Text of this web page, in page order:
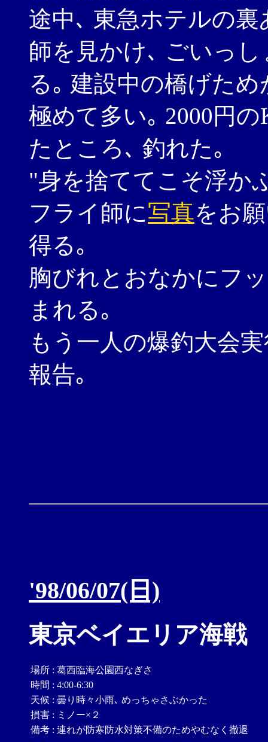
途中､ 東急ホテルの
師を見かけ､ ごいっ
る｡ 建設中の橋げた
極めて多い｡ 2000円
たところ､ 釣れた｡
"身を捨ててこそ浮か
フライ師に写真をお
得る｡
胸びれとおなかにフ
まれる｡
もう一人の爆釣大会
報告｡
'98/06/07(日)
東京ベイエリア海戦
場所 : 葛西臨海公園西なぎさ
時間 : 4:00-6:30
天候 : 曇り時々小雨､ めっちゃさぶかった
損害 : ミノー×２
備考 : 連れが防寒防水対策不備のためやむなく撤退